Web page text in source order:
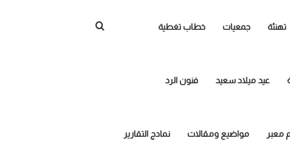
تهنئة جمعيات خطاب تغطية
عيد ميلاد سعيد فنون الرد
معبر مواضيع ومقالات نمادج التقارير
بحث